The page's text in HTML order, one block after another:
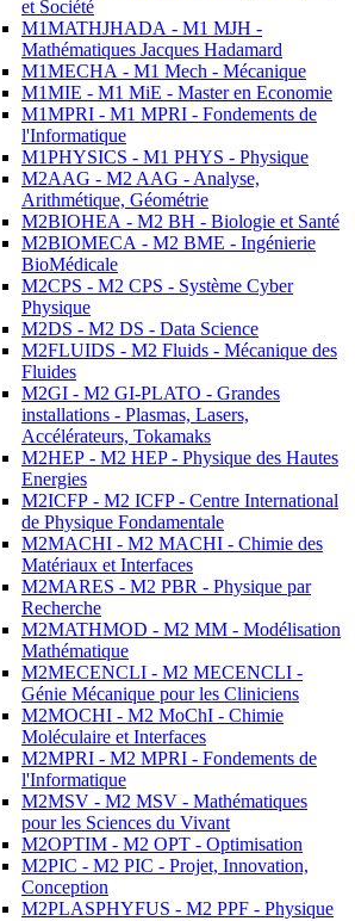
et Société
M1MATHJHADA - M1 MJH -
Mathématiques Jacques Hadamard
M1MECHA - M1 Mech - Mécanique
M1MIE - M1 MiE - Master en Economie
M1MPRI - M1 MPRI - Fondements de
l'Informatique
M1PHYSICS - M1 PHYS - Physique
M2AAG - M2 AAG - Analyse,
Arithmétique, Géométrie
M2BIOHEA - M2 BH - Biologie et Santé
M2BIOMECA - M2 BME - Ingénierie
BioMédicale
M2CPS - M2 CPS - Système Cyber
Physique
M2DS - M2 DS - Data Science
M2FLUIDS - M2 Fluids - Mécanique des
Fluides
M2GI - M2 GI-PLATO - Grandes
installations - Plasmas, Lasers,
Accélérateurs, Tokamaks
M2HEP - M2 HEP - Physique des Hautes
Energies
M2ICFP - M2 ICFP - Centre International
de Physique Fondamentale
M2MACHI - M2 MACHI - Chimie des
Matériaux et Interfaces
M2MARES - M2 PBR - Physique par
Recherche
M2MATHMOD - M2 MM - Modélisation
Mathématique
M2MECENCLI - M2 MECENCLI -
Génie Mécanique pour les Cliniciens
M2MOCHI - M2 MoChI - Chimie
Moléculaire et Interfaces
M2MPRI - M2 MPRI - Fondements de
l'Informatique
M2MSV - M2 MSV - Mathématiques
pour les Sciences du Vivant
M2OPTIM - M2 OPT - Optimisation
M2PIC - M2 PIC - Projet, Innovation,
Conception
M2PLASPHYFUS - M2 PPF - Physique